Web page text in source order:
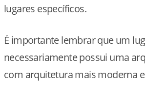
lugares específicos.
É importante lembrar que um
necessariamente possui uma
com arquitetura mais moderna